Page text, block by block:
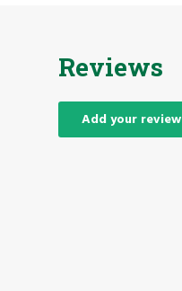
Reviews
Add your review